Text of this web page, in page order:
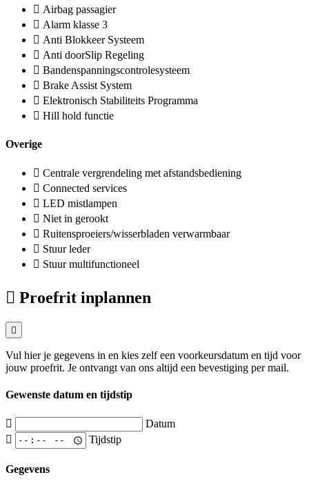
Airbag passagier
Alarm klasse 3
Anti Blokkeer Systeem
Anti doorSlip Regeling
Bandenspanningscontrolesysteem
Brake Assist System
Elektronisch Stabiliteits Programma
Hill hold functie
Overige
Centrale vergrendeling met afstandsbediening
Connected services
LED mistlampen
Niet in gerookt
Ruitensproeiers/wisserbladen verwarmbaar
Stuur leder
Stuur multifunctioneel
Proefrit inplannen
Vul hier je gegevens in en kies zelf een voorkeursdatum en tijd voor
jouw proefrit. Je ontvangt van ons altijd een bevestiging per mail.
Gewenste datum en tijdstip
Datum
Tijdstip
Gegevens